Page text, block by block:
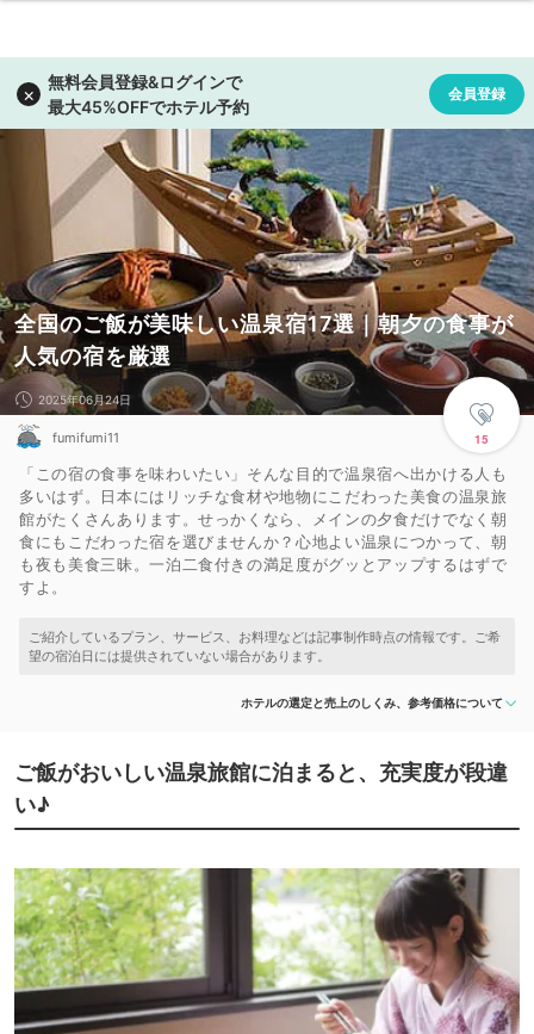
全国のご飯が美味しい温泉宿17選｜朝夕の食事が
人気の宿を厳選
15
2025年06月24日
fumifumi11
「この宿の食事を味わいたい」そんな目的で温泉宿へ出かける人も
多いはず。日本にはリッチな食材や地物にこだわった美食の温泉旅
館がたくさんあります。せっかくなら、メインの夕食だけでなく朝
食にもこだわった宿を選びませんか？心地よい温泉につかって、朝
も夜も美食三昧。一泊二食付きの満足度がグッとアップするはずで
すよ。
ホテルの選定と売上のしくみ、参考価格について
ご飯がおいしい温泉旅館に泊まると、充実度が段違
い♪